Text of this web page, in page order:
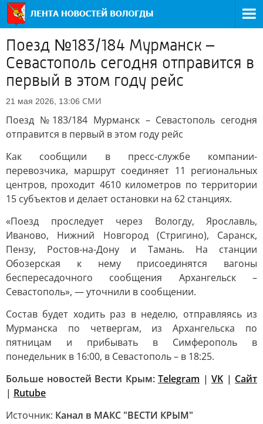
Поезд №183/184 Мурманск –
Севастополь сегодня отправится в
первый в этом году рейс
21 мая 2026, 13:06 СМИ
Поезд №183/184 Мурманск – Севастополь сегодня
отправится в первый в этом году рейс
Как сообщили в пресс-службе компании-
перевозчика, маршрут соединяет 11 региональных
центров, проходит 4610 километров по территории
15 субъектов и делает остановки на 62 станциях.
«Поезд проследует через Вологду, Ярославль,
Иваново, Нижний Новгород (Стригино), Саранск,
Пензу, Ростов-на-Дону и Тамань. На станции
Обозерская к нему присоединятся вагоны
беспересадочного сообщения Архангельск –
Севастополь», — уточнили в сообщении.
Состав будет ходить раз в неделю, отправляясь из
Мурманска по четвергам, из Архангельска по
пятницам и прибывать в Симферополь в
понедельник в 16:00, в Севастополь – в 18:25.
Больше новостей Вести Крым: Telegram | VK | Сайт
| Rutube
Источник: Канал в МАКС "ВЕСТИ КРЫМ"